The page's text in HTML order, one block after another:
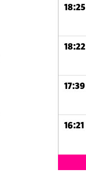
18:25
18:22
17:39
16:21